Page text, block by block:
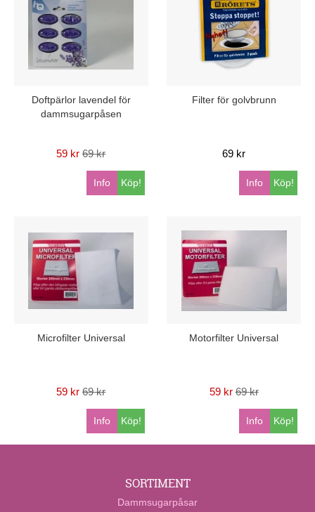
Doftpärlor lavendel för
dammsugarpåsen
59 kr 69 kr
Köp!
Info
Filter för golvbrunn
69 kr
Köp!
Info
Microfilter Universal
59 kr 69 kr
Köp!
Info
Motorfilter Universal
59 kr 69 kr
Köp!
Info
SORTIMENT
Dammsugarpåsar